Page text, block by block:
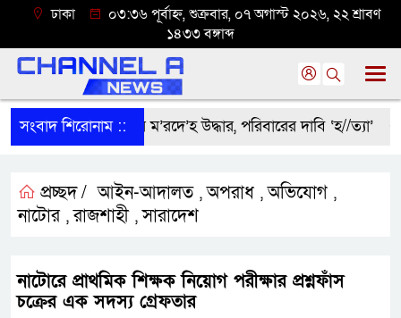
ঢাকা
০৩:৩৬ পূর্বাহ্ন, শুক্রবার, ০৭ অগাস্ট ২০২৬, ২২ শ্রাবণ
১৪৩৩ বঙ্গাব্দ
সংবাদ শিরোনাম ::
শ্রীবরদীতে বৃদ্ধের ম’রদে’হ উদ্ধার, পরিবারের দাবি ‘হ//ত্যা’
প্রচ্ছদ / আইন-আদালত ,অপরাধ ,অভিযোগ ,
নাটোর ,রাজশাহী ,সারাদেশ
নাটোরে প্রাথমিক শিক্ষক নিয়োগ পরীক্ষার প্রশ্নফাঁস
চক্রের এক সদস্য গ্রেফতার